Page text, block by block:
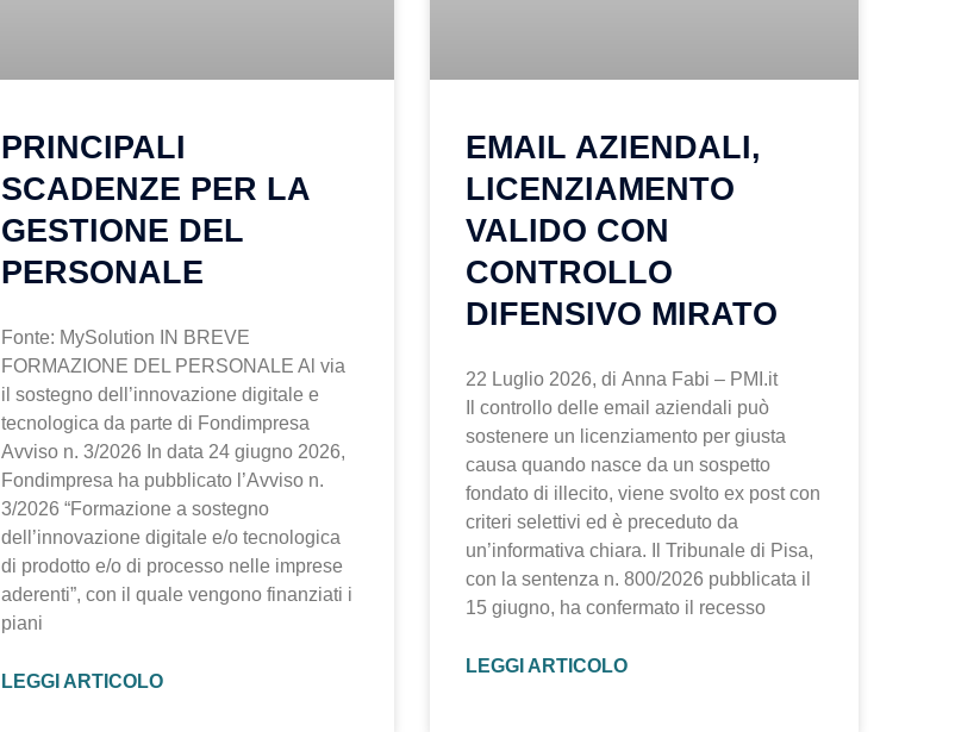
PRINCIPALI
SCADENZE PER LA
GESTIONE DEL
PERSONALE
Fonte: MySolution IN BREVE
FORMAZIONE DEL PERSONALE Al via
il sostegno dell’innovazione digitale e
tecnologica da parte di Fondimpresa
Avviso n. 3/2026 In data 24 giugno 2026,
Fondimpresa ha pubblicato l’Avviso n.
3/2026 “Formazione a sostegno
dell’innovazione digitale e/o tecnologica
di prodotto e/o di processo nelle imprese
aderenti”, con il quale vengono finanziati i
piani
LEGGI ARTICOLO
EMAIL AZIENDALI,
LICENZIAMENTO
VALIDO CON
CONTROLLO
DIFENSIVO MIRATO
22 Luglio 2026, di Anna Fabi – PMI.it
Il controllo delle email aziendali può
sostenere un licenziamento per giusta
causa quando nasce da un sospetto
fondato di illecito, viene svolto ex post con
criteri selettivi ed è preceduto da
un’informativa chiara. Il Tribunale di Pisa,
con la sentenza n. 800/2026 pubblicata il
15 giugno, ha confermato il recesso
LEGGI ARTICOLO